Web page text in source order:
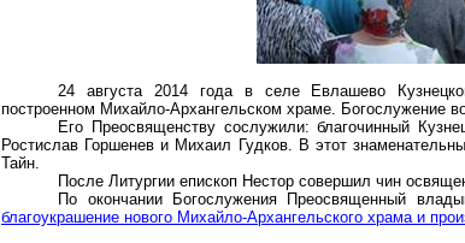
24 августа 2014 года в селе Евлашево
построенном Михайло-Архангельском храме. Богослужение
Его Преосвященству сослужили: благочинный
Ростислав Горшенев и Михаил Гудков. В этот
Тайн.
После Литургии епископ Нестор совершил чин
По окончании Богослужения Преосвященный
благоукрашение нового Михайло-Архангельского храма и